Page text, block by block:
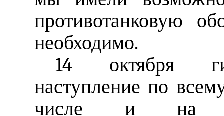
противотанковую
необходимо.
14 октября
наступление по
числе и на